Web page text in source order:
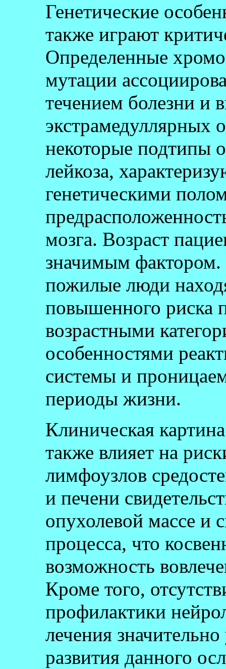
Генетические
также играют
Определенные
мутации
течением болезни и
экстрамедуллярных
некоторые подтипы
лейкоза,
генетическими
мозга. Возраст
значимым фактором.
пожилые люди
повышенного риска
возрастными
особенностями
системы и
периоды жизни.
Клиническая
также влияет на
лимфоузлов
и печени
опухолевой массе и
процесса, что
возможность
Кроме того,
профилактики
лечения
развития данного